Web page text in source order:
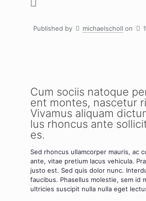
Published by michaelscholl on
Cum soci­is nato­que
ent mon­tes, nasce­tur
Viva­mus ali­quam
lus rhon­cus ante
es.
Sed rhon­cus ullam­cor­per mau­ris, ac
ante, vitae pre­ti­um lacus vehi­cu­la.
jus­to est. Sed quis dolor nunc.
fau­ci­bus. Pha­sel­lus moles­tie, sem id
ultri­ci­es sus­ci­pit nulla nulla eget